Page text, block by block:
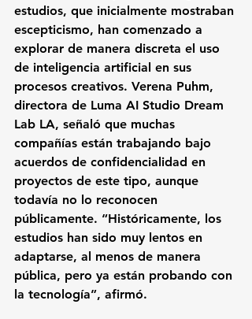
estudios, que inicialmente mostraban
escepticismo, han comenzado a
explorar de manera discreta el uso
de inteligencia artificial en sus
procesos creativos. Verena Puhm,
directora de Luma AI Studio Dream
Lab LA, señaló que muchas
compañías están trabajando bajo
acuerdos de confidencialidad en
proyectos de este tipo, aunque
todavía no lo reconocen
públicamente. “Históricamente, los
estudios han sido muy lentos en
adaptarse, al menos de manera
pública, pero ya están probando con
la tecnología”, afirmó.